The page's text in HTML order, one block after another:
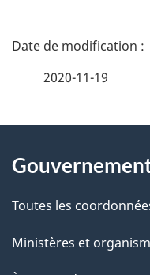
D
i
l
s
2020-11-19
propos
de
ce
Toutes les
Ministères et